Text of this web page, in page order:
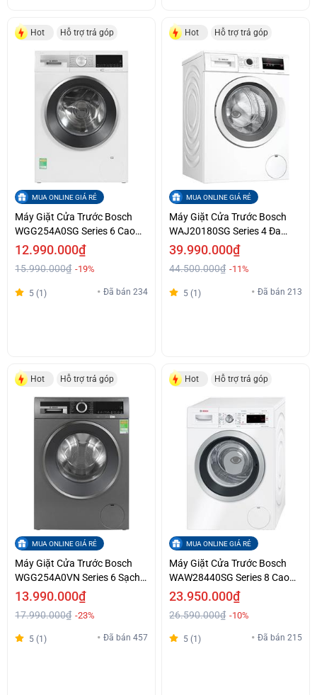
Hot Hỗ trợ trả góp
MUA ONLINE GIÁ RẺ
Máy Giặt Cửa Trước Bosch
WGG254A0SG Series 6 Cao
Cấp Giá Tốt
12.990.000₫
15.990.000₫ -19%
5 (1) Đã bán 234
Hot Hỗ trợ trả góp
MUA ONLINE GIÁ RẺ
Máy Giặt Cửa Trước Bosch
WAJ20180SG Series 4 Đa
Dụng Giá Ưu Đãi Hỗ trợ trả
39.990.000₫
44.500.000₫ -11%
5 (1) Đã bán 213
Hot Hỗ trợ trả góp
MUA ONLINE GIÁ RẺ
Máy Giặt Cửa Trước Bosch
WGG254A0VN Series 6 Sạch
Thơm Giá Yêu
13.990.000₫
17.990.000₫ -23%
5 (1) Đã bán 457
Hot Hỗ trợ trả góp
MUA ONLINE GIÁ RẺ
Máy Giặt Cửa Trước Bosch
WAW28440SG Series 8 Cao
Cấp Giá Ưu Đãi
23.950.000₫
26.590.000₫ -10%
5 (1) Đã bán 215